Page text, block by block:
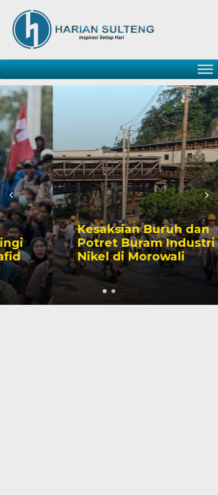
Kesaksian Buruh dan
Potret Buram Industri
Nikel di Morowali